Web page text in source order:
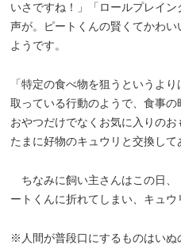
いさですね！」「ロールプレイ
声が。ピートくんの賢くてかわ
ようです。
「特定の食べ物を狙うというよ
取っている行動のようで、食事の
おやつだけでなくお気に入りのお
たまに好物のキュウリと交換して
ちなみに飼い主さんはこの日、
ートくんに折れてしまい、キュウ
※人間が普段口にするものはいぬ